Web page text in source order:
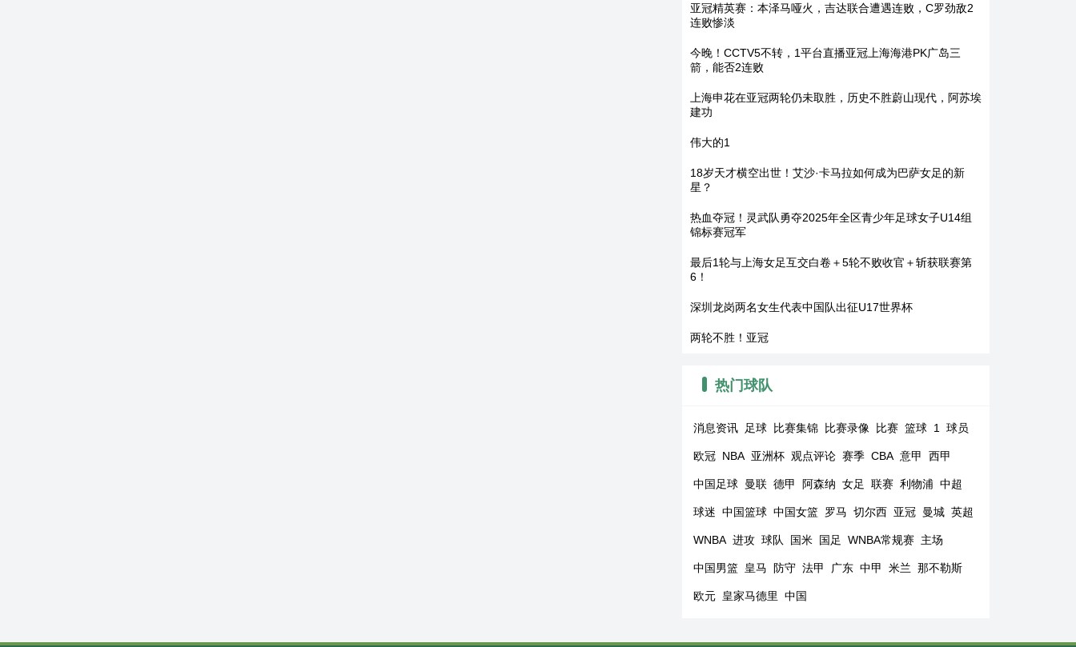
亚冠精英赛：本泽马哑火，吉达联合遭遇连败，C罗劲敌2
连败惨淡
今晚！CCTV5不转，1平台直播亚冠上海海港PK广岛三
箭，能否2连败
上海申花在亚冠两轮仍未取胜，历史不胜蔚山现代，阿苏埃
建功
伟大的1
18岁天才横空出世！艾沙·卡马拉如何成为巴萨女足的新
星？
热血夺冠！灵武队勇夺2025年全区青少年足球女子U14组
锦标赛冠军
最后1轮与上海女足互交白卷＋5轮不败收官＋斩获联赛第
6！
深圳龙岗两名女生代表中国队出征U17世界杯
两轮不胜！亚冠
热门球队
消息资讯 足球 比赛集锦 比赛录像 比赛 篮球 1 球员
欧冠 NBA 亚洲杯 观点评论 赛季 CBA 意甲 西甲
中国足球 曼联 德甲 阿森纳 女足 联赛 利物浦 中超
球迷 中国篮球 中国女篮 罗马 切尔西 亚冠 曼城 英超
WNBA 进攻 球队 国米 国足 WNBA常规赛 主场
中国男篮 皇马 防守 法甲 广东 中甲 米兰 那不勒斯
欧元 皇家马德里 中国